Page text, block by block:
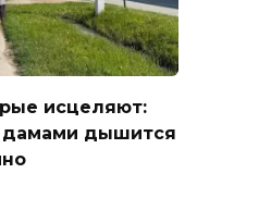
исцеляют:
дамами дышится